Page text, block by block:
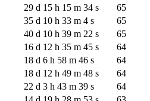
29 d 15 h 15 m 34 s
65
35 d 10 h 33 m 4 s
65
40 d 10 h 39 m 22 s
65
16 d 12 h 35 m 45 s
64
18 d 6 h 58 m 46 s
64
18 d 12 h 49 m 48 s
64
22 d 3 h 43 m 39 s
64